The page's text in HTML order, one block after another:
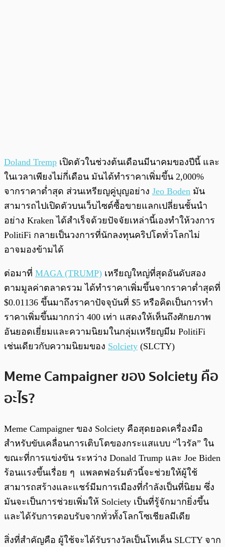
Doland Tremp เปิดตัวในช่วงต้นเดือนมีนาคมของปีนี้ และ
ในเวลาเพียงไม่กี่เดือน มันได้ทำราคาเพิ่มขึ้น 2,000%
จากราคาต่ำสุด ส่วนเหรียญคู่บุญอย่าง Jeo Boden มัน
สามารถไปเปิดตัวบนเว็บไซต์ซื้อขายแลกเปลี่ยนชั้นนำ
อย่าง Kraken ได้สำเร็จด้วยปัจจัยเหล่านี้เองทำให้วงการ
PolitiFi กลายเป็นวงการที่นักลงทุนคริปโตทั่วโลกไม่
อาจมองข้ามได้
ต่อมาที่ MAGA (TRUMP) เหรียญใหญ่ที่สุดอันดับสอง
ตามมูลค่าตลาดรวม ได้ทำราคาเพิ่มขึ้นจากราคาต่ำสุดที่
$0.01136 ขึ้นมาถึงราคาปัจจุบันที่ $5 หรือคิดเป็นการทำ
ราคาเพิ่มขึ้นมากกว่า 400 เท่า แสดงให้เห็นถึงศักยภาพ
อันยอดเยี่ยมและความนิยมในกลุ่มเหรียญมีม PolitiFi
เช่นเดียวกับความนิยมของ Solciety (SLCTY)
Meme Campaigner ของ Solciety คือ
อะไร?
Meme Campaigner ของ Solciety คือสุดยอดเครื่องมือ
สำหรับขับเคลื่อนการเติบโตของกระแสแบบ “ไวรัล” ใน
ขณะที่การแข่งขัน ระหว่าง Donald Trump และ Joe Biden
ร้อนแรงขึ้นเรื่อย ๆ แพลตฟอร์มตัวนี้จะช่วยให้ผู้ใช้
สามารถสร้างและแชร์มีมการเมืองที่กำลังเป็นที่นิยม ซึ่ง
มันจะเป็นการช่วยเพิ่มให้ Solciety เป็นที่รู้จักมากยิ่งขึ้น
และได้รับการตอบรับจากทั่วทั้งโลกโซเชียลมีเดีย
สิ่งที่สำคัญคือ ผู้ใช้จะได้รับรางวัลเป็นโทเค็น SLCTY จาก